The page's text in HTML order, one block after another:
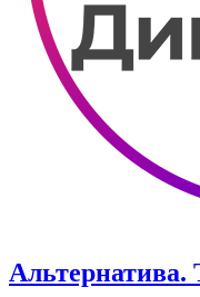
Альтернатива.